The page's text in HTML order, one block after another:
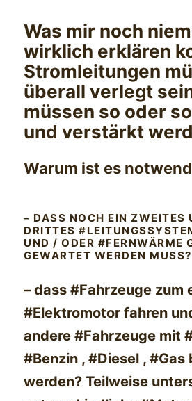
Was mir noch
wirklich erklären
Stromleitungen
überall verlegt
müssen so oder
und verstärkt
Warum ist es
– DASS NOCH EIN ZWEITES
DRITTES
UND / ODER #FERNWÄRME
GEWARTET WERDEN MUSS?
– dass #Fahrzeuge zum
#Elektromotor fahren
andere #Fahrzeuge mit
#Benzin , #Diesel ,
werden? Teilweise